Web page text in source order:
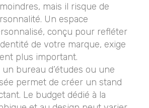
mais il risque de
Un espace
conçu pour refléter
de votre marque, exige
plus important.
bureau d’études ou une
permet de créer un stand
Le budget dédié à la